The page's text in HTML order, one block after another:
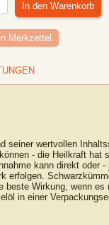
Merkzettel
seiner wertvollen
- die Heilkraft hat
kann direkt oder -
erfolgen.
beste Wirkung, wenn es
in einer